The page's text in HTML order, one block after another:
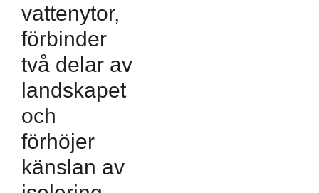
vattenytor,
förbinder
två delar av
landskapet
och
förhöjer
känslan av